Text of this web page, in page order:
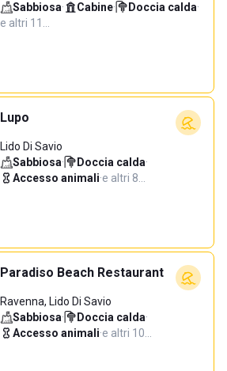
Sabbiosa· Cabine· Doccia calda·
e altri 11…
Lupo
Lido Di Savio
Sabbiosa· Doccia calda·
Accesso animali·e altri 8…
Paradiso Beach Restaurant
Ravenna, Lido Di Savio
Sabbiosa· Doccia calda·
Accesso animali·e altri 10…